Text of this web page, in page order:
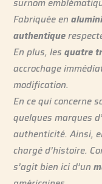
Fabriquée en
authentique
En plus, lesquatre
accrochage
modification.
En ce qui concerne
quelques marques
authenticité. Ainsi,
chargé d’histoire.
s’agit bien ici d’un